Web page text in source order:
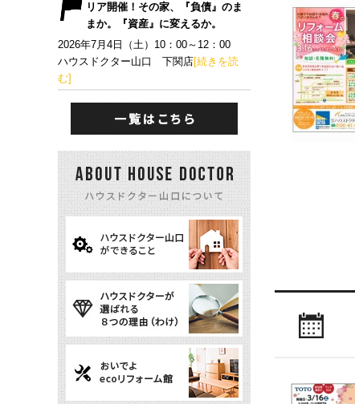
リア開催！その家、『負債』のま
まか。『資産』に変えるか。
2026年7月4日（土）10：00～12：00
ハウスドクター山口 下関店[続きを読
む]